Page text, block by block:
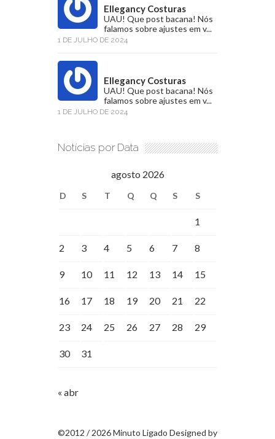
Ellegancy Costuras
UAU! Que post bacana! Nós
falamos sobre ajustes em v...
1 DE JULHO DE 2024
Ellegancy Costuras
UAU! Que post bacana! Nós
falamos sobre ajustes em v...
1 DE JULHO DE 2024
Notícias por Data
agosto 2026
D S T Q Q S S
1
2 3 4 5 6 7 8
9 10 11 12 13 14 15
16 17 18 19 20 21 22
23 24 25 26 27 28 29
30 31
« abr
©2012 / 2026 Minuto Ligado Designed by